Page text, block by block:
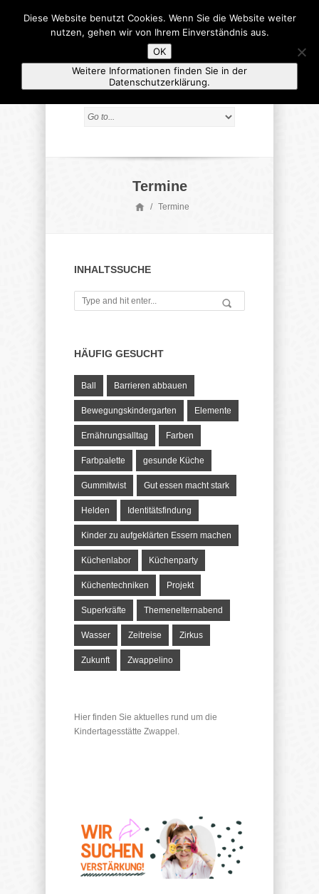
Termine
/ Termine
INHALTSSUCHE
HÄUFIG GESUCHT
Ball Barrieren abbauen
Bewegungskindergarten Elemente
Ernährungsalltag Farben
Farbpalette gesunde Küche
Gummitwist Gut essen macht stark
Helden Identitätsfindung
Kinder zu aufgeklärten Essern machen
Küchenlabor Küchenparty
Küchentechniken Projekt
Superkräfte Themenelternabend
Wasser Zeitreise Zirkus
Zukunft Zwappelino
Hier finden Sie aktuelles rund um die
Kindertagesstätte Zwappel.
Diese Website benutzt Cookies. Wenn Sie die Website weiter
nutzen, gehen wir von Ihrem Einverständnis aus.
OK
Weitere Informationen finden Sie in der
Datenschutzerklärung.